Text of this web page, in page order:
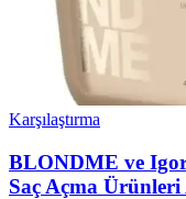
Karşılaştırma
BLONDME ve
Saç Açma Ürünleri